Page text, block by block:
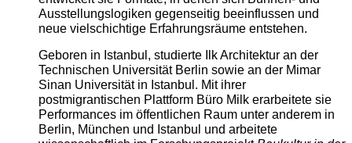
Ausstellungslogiken gegenseitig beeinflussen und
neue vielschichtige Erfahrungsräume entstehen.
Geboren in Istanbul, studierte Ilk Architektur an der
Technischen Universität Berlin sowie an der Mimar
Sinan Universität in Istanbul. Mit ihrer
postmigrantischen Plattform Büro Milk erarbeitete sie
Performances im öffentlichen Raum unter anderem in
Berlin, München und Istanbul und arbeitete